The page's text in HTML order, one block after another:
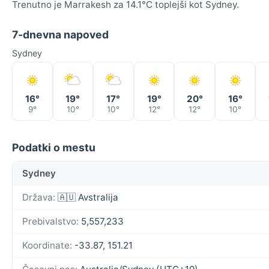
Trenutno je Marrakesh za 14.1°C toplejši kot Sydney.
7-dnevna napoved
Sydney
16°
9°
19°
10°
17°
10°
19°
12°
20°
12°
16°
10°
Podatki o mestu
Sydney
Država: 🇦🇺 Avstralija
Prebivalstvo: 5,557,233
Koordinate: -33.87, 151.21